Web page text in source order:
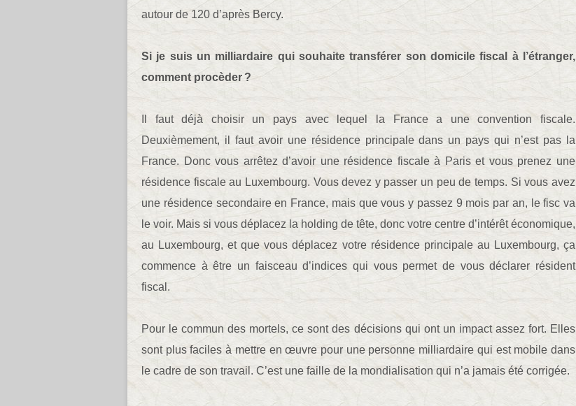
autour de 120 d’après Bercy.
Si je suis un milliardaire qui souhaite transférer son domicile fiscal à l’étranger,
comment procèder ?
Il faut déjà choisir un pays avec lequel la France a une convention fiscale.
Deuxièmement, il faut avoir une résidence principale dans un pays qui n’est pas la
France. Donc vous arrêtez d’avoir une résidence fiscale à Paris et vous prenez une
résidence fiscale au Luxembourg. Vous devez y passer un peu de temps. Si vous avez
une résidence secondaire en France, mais que vous y passez 9 mois par an, le fisc va
le voir. Mais si vous déplacez la holding de tête, donc votre centre d’intérêt économique,
au Luxembourg, et que vous déplacez votre résidence principale au Luxembourg, ça
commence à être un faisceau d’indices qui vous permet de vous déclarer résident
fiscal.
Pour le commun des mortels, ce sont des décisions qui ont un impact assez fort. Elles
sont plus faciles à mettre en œuvre pour une personne milliardaire qui est mobile dans
le cadre de son travail. C’est une faille de la mondialisation qui n’a jamais été corrigée.